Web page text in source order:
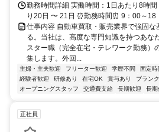
勤務時間詳細 実働時間：1日あたり8時
り20日 〜 21日 ⏰勤務時間⏰ 9：00～18
仕事内容 自動車買取・販売業界で強固な
る。当社は、高度な専門知識を持つあな
スター職（完全在宅・テレワーク勤務）
集します。外回...
主婦・主夫歓迎 フリーター歓迎 学歴不問 固定時
経験者歓迎
研修あり 在宅OK 賞与あり ブラン
オープニングスタッフ
交通費支給 長期歓迎 長期
正社員